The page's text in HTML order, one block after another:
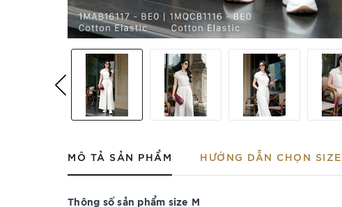
MÔ TẢ SẢN PHẨM HƯỚNG DẪN CHỌN SIZE
Thông số sản phẩm size M